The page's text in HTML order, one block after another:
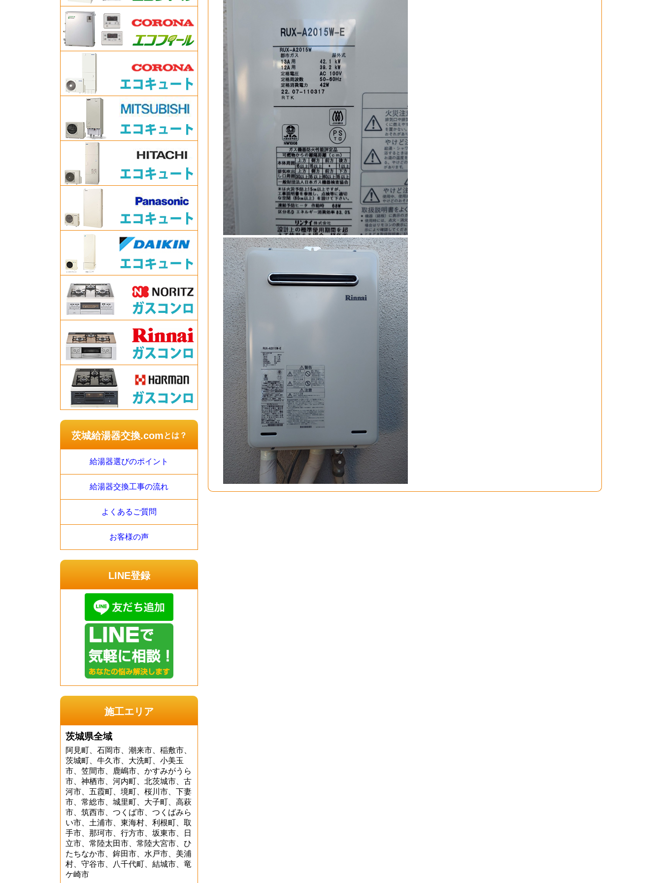
茨城給湯器交換.comとは？
給湯器選びのポイント
給湯器交換工事の流れ
よくあるご質問
お客様の声
LINE登録
施工エリア
茨城県全域
阿見町、石岡市、潮来市、稲敷市、
茨城町、牛久市、大洗町、小美玉
市、笠間市、鹿嶋市、かすみがうら
市、神栖市、河内町、北茨城市、古
河市、五霞町、境町、桜川市、下妻
市、常総市、城里町、大子町、高萩
市、筑西市、つくば市、つくばみら
い市、土浦市、東海村、利根町、取
手市、那珂市、行方市、坂東市、日
立市、常陸太田市、常陸大宮市、ひ
たちなか市、鉾田市、水戸市、美浦
村、守谷市、八千代町、結城市、竜
ケ崎市